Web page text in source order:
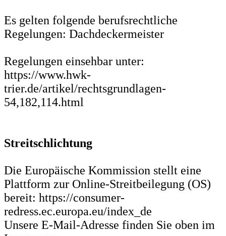
Es gelten folgende berufsrechtliche
Regelungen: Dachdeckermeister
Regelungen einsehbar unter:
https://www.hwk-
trier.de/artikel/rechtsgrundlagen-
54,182,114.html
Streitschlichtung
Die Europäische Kommission stellt eine
Plattform zur Online-Streitbeilegung (OS)
bereit: https://consumer-
redress.ec.europa.eu/index_de
Unsere E-Mail-Adresse finden Sie oben im